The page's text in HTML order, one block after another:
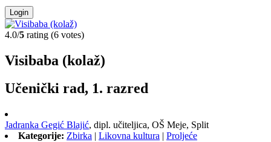
4.0/5 rating (6 votes)
Visibaba (kolaž)
Učenički rad, 1. razred
Jadranka Gegić Blajić, dipl. učiteljica, OŠ Meje, Split
Kategorije: Zbirka | Likovna kultura | Proljeće